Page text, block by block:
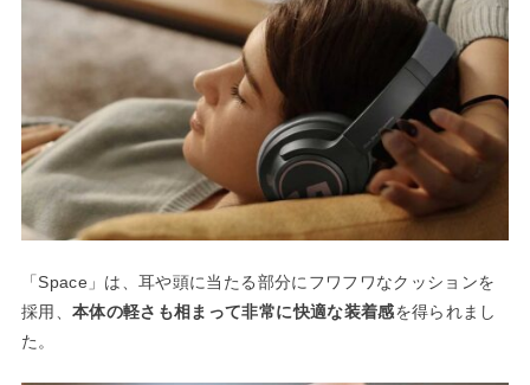
「Space」は、耳や頭に当たる部分にフワフワなクッションを
採用、 本体の軽さも相まって非常に快適な装着感を得られまし
た。